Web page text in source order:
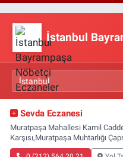
İstanbul
Sevda Eczanesi
Muratpaşa Mahallesi Kamil
Karşısı,Muratpaşa Muhtarlığı